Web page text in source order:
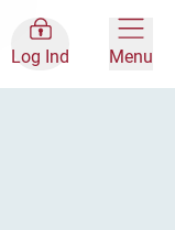
Log Ind Menu